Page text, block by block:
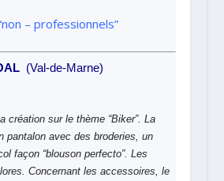
– professionnels”
(Val-de-Marne)
création sur le thème “Biker”. La
pantalon avec des broderies, un
façon “blouson perfecto”. Les
Concernant les accessoires, le